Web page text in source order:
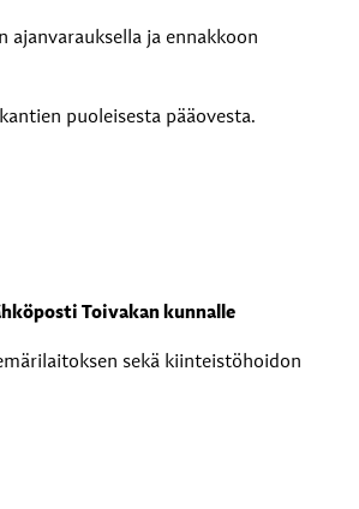
ajanvarauksella ja ennakkoon
puoleisesta pääovesta.
Toivakan kunnalle
sekä kiinteistöhoidon